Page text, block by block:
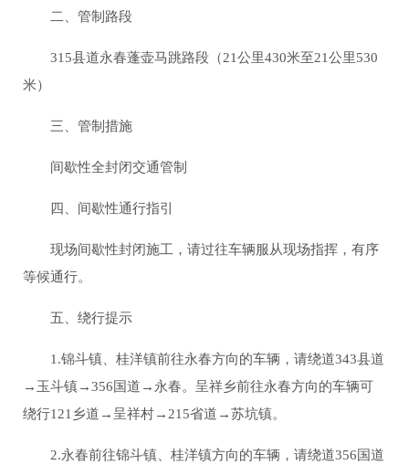
二、管制路段
315县道永春蓬壶马跳路段（21公里430米至21公里530
米）
三、管制措施
间歇性全封闭交通管制
四、间歇性通行指引
现场间歇性封闭施工，请过往车辆服从现场指挥，有序
等候通行。
五、绕行提示
1.锦斗镇、桂洋镇前往永春方向的车辆，请绕道343县道
→玉斗镇→356国道→永春。呈祥乡前往永春方向的车辆可
绕行121乡道→呈祥村→215省道→苏坑镇。
2.永春前往锦斗镇、桂洋镇方向的车辆，请绕道356国道